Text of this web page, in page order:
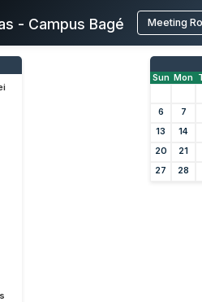
- Campus Bagé Meeting
Sun Mon
6
7
13
14
20
21
27
28